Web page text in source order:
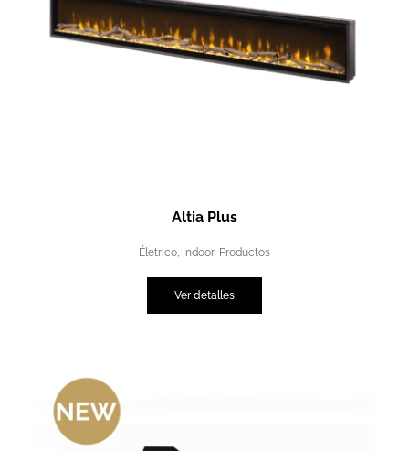
Altia Plus
Életrico, Indoor, Productos
Ver detalles